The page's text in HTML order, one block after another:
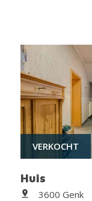
VERKOCHT
Huis
3600 Genk